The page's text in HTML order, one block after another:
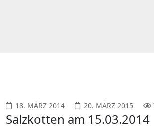
18. MÄRZ 2014 20. MÄRZ 2015
Salzkotten am 15.03.2014